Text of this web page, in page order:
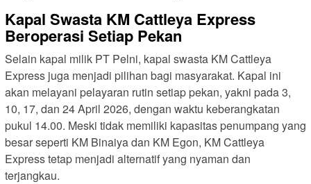
Kapal Swasta KM Cattleya Express
Beroperasi Setiap Pekan
Selain kapal milik PT Pelni, kapal swasta KM Cattleya
Express juga menjadi pilihan bagi masyarakat. Kapal ini
akan melayani pelayaran rutin setiap pekan, yakni pada 3,
10, 17, dan 24 April 2026, dengan waktu keberangkatan
pukul 14.00. Meski tidak memiliki kapasitas penumpang yang
besar seperti KM Binaiya dan KM Egon, KM Cattleya
Express tetap menjadi alternatif yang nyaman dan
terjangkau.